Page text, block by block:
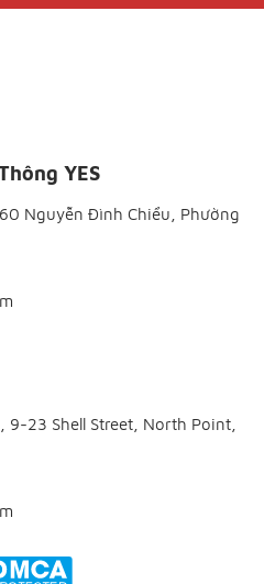
YES
Nguyễn Đình Chiểu, Phường
9-23 Shell Street, North Point,